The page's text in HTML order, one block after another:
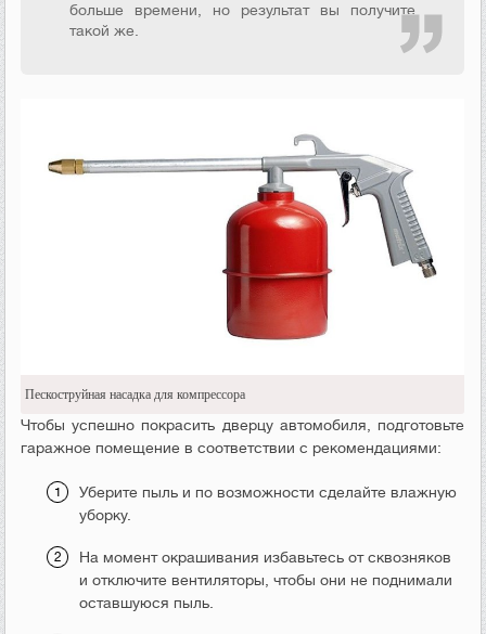
больше времени, но результат вы получите
такой же.
Пескоструйная насадка для компрессора
Чтобы успешно покрасить дверцу автомобиля, подготовьте
гаражное помещение в соответствии с рекомендациями:
Уберите пыль и по возможности сделайте влажную
уборку.
На момент окрашивания избавьтесь от сквозняков
и отключите вентиляторы, чтобы они не поднимали
оставшуюся пыль.